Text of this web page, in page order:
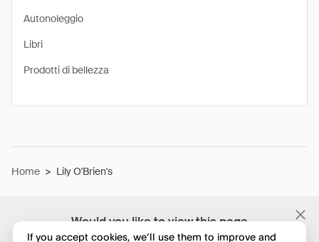
Would you like to view this page
in English?
Autonoleggio
Libri
Prodotti di bellezza
Home > Lily O'Brien's
If you accept cookies, we’ll use them to improve and